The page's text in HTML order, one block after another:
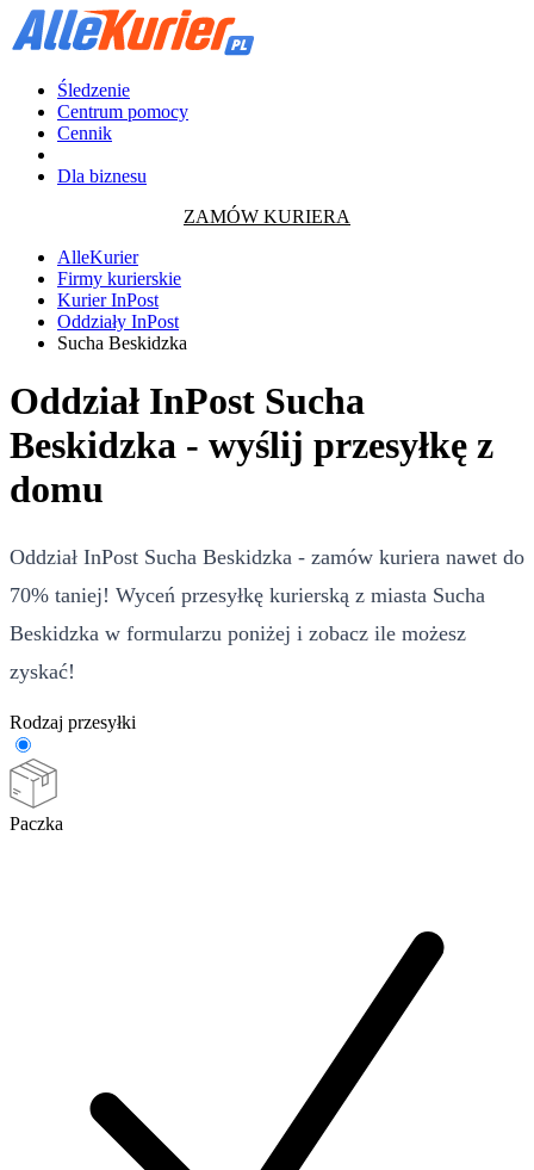
Śledzenie
Centrum pomocy
Cennik
Dla biznesu
ZAMÓW KURIERA
AlleKurier
Firmy kurierskie
Kurier InPost
Oddziały InPost
Sucha Beskidzka
Oddział InPost Sucha
Beskidzka - wyślij przesyłkę z
domu
Oddział InPost Sucha Beskidzka - zamów kuriera nawet do
70% taniej! Wyceń przesyłkę kurierską z miasta Sucha
Beskidzka w formularzu poniżej i zobacz ile możesz
zyskać!
Rodzaj przesyłki
Paczka